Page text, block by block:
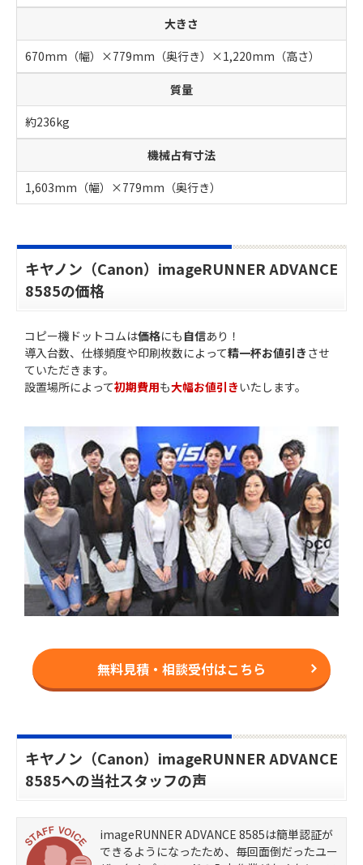
大きさ
670mm（幅）×779mm（奥行き）×1,220mm（高さ）
質量
約236kg
機械占有寸法
1,603mm（幅）×779mm（奥行き）
キヤノン（Canon）imageRUNNER ADVANCE
8585の価格
コピー機ドットコムは価格にも 自信あり！
導入台数、仕様頻度や印刷枚数によって精一杯お値引き させ
ていただきます。
設置場所によって初期費用も大幅お値引きいたします。
無料見積・相談受付はこちら
キヤノン（Canon）imageRUNNER ADVANCE
8585への当社スタッフの声
imageRUNNER ADVANCE 8585は簡単認証が
できるようになったため、毎回面倒だったユー